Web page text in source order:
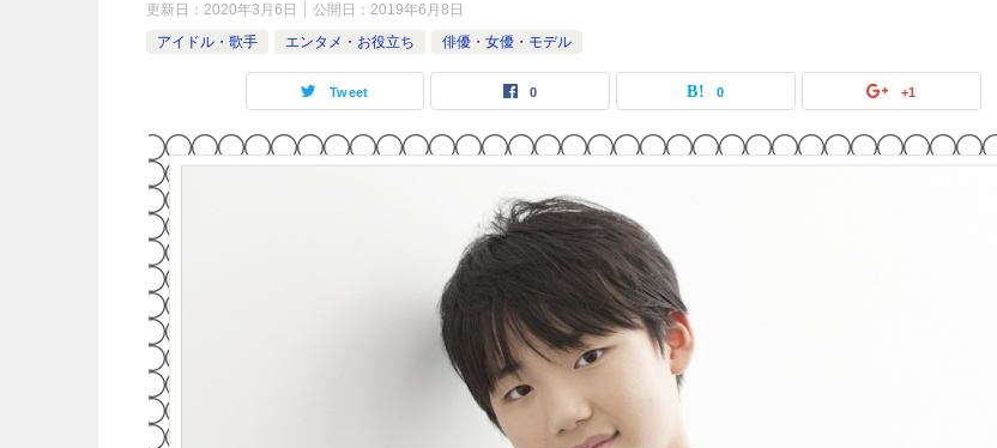
更新日： 2020年3月6日 公開日： 2019年6月8日
アイドル・歌手
エンタメ・お役立ち 俳優・女優・モデル
Tweet 0 0 +1